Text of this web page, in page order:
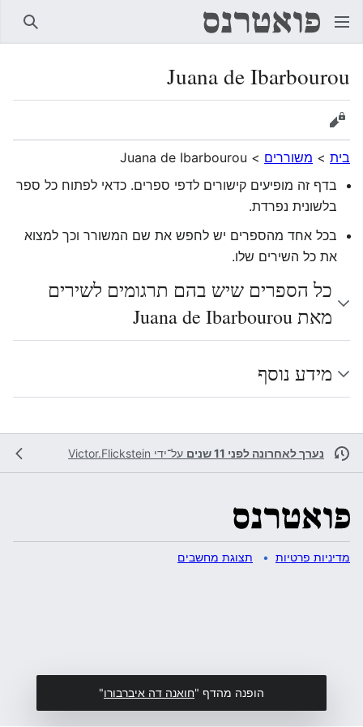
Juana de Ibarbourou
הצגת מקור
בית > משוררים >
Juana de Ibarbourou
בדף זה מופיעים קישורים לדפי ספרים. כדאי לפתוח כל ספר
בלשונית נפרדת.
בכל אחד מהספרים יש לחפש את שם המשורר וכך למצוא
את כל השירים שלו.
כל הספרים שיש בהם תרגומים לשירים
מאת Juana de Ibarbourou
מידע נוסף
נערך לאחרונה לפני 11 שנים על־ידי Victor.Flickstein
מדיניות פרטיות תצוגת מחשבים
הופנה מהדף "חואנה דה איברבורו"